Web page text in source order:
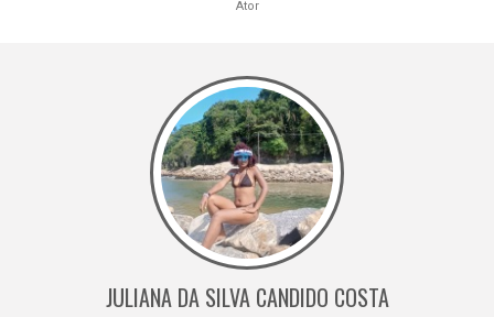
Ator
JULIANA DA SILVA CANDIDO COSTA